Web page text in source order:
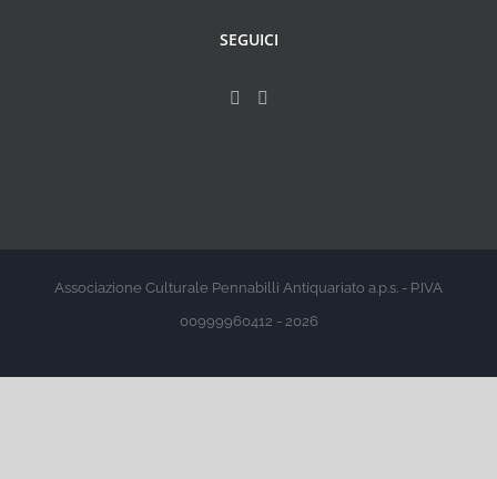
SEGUICI
Associazione Culturale Pennabilli Antiquariato a.p.s. - P.IVA
00999960412 - 2026